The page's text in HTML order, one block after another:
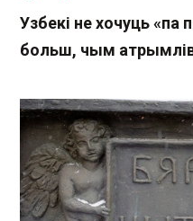
Узбекі не хочуць «па
больш, чым